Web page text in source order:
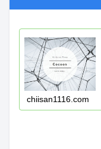
chiisan1116.com